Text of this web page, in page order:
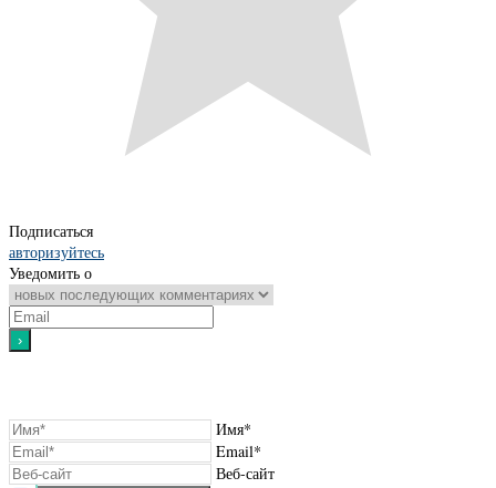
Подписаться
авторизуйтесь
Уведомить о
Имя*
Email*
Веб-сайт